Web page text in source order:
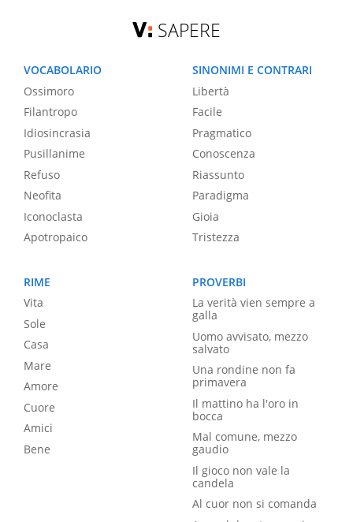
SAPERE
VOCABOLARIO
Ossimoro
Filantropo
Idiosincrasia
Pusillanime
Refuso
Neofita
Iconoclasta
Apotropaico
SINONIMI E CONTRARI
Libertà
Facile
Pragmatico
Conoscenza
Riassunto
Paradigma
Gioia
Tristezza
RIME
Vita
Sole
Casa
Mare
Amore
Cuore
Amici
Bene
PROVERBI
La verità vien sempre a
galla
Uomo avvisato, mezzo
salvato
Una rondine non fa
primavera
Il mattino ha l'oro in
bocca
Mal comune, mezzo
gaudio
Il gioco non vale la
candela
Al cuor non si comanda